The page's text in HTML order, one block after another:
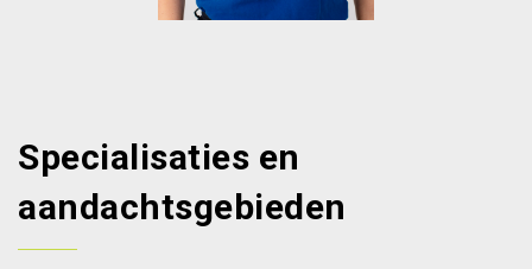
Specialisaties en
aandachtsgebieden